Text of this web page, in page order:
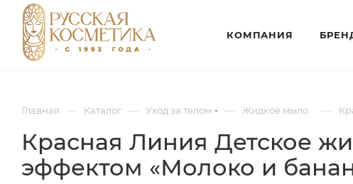
КОМПАНИЯ
Главная — Каталог — Уход за телом — Жидкое мыло —
Красная Линия Детское
эффектом «Молоко и